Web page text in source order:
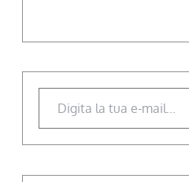
Digita la tua e-mail...